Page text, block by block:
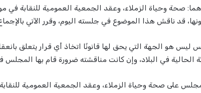
هما: صحة وحياة الزملاء، وعقد الجمعية العمومية للنقابة
قد ناقش هذا الموضوع في جلسته اليوم، وقرر الآتي
ليس هو الجهة التي يحق لها قانونًا اتخاذ أي قرار يتعلق
الحالية في البلاد، وإن كانت مناقشته ضرورة قام بها
على صحة وحياة الزملاء، وعقد الجمعية العمومية